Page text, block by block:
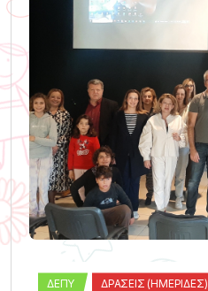
ΔΕΠΥ ΔΡΆΣΕΙΣ (ΗΜΕΡΊΔΕΣ)